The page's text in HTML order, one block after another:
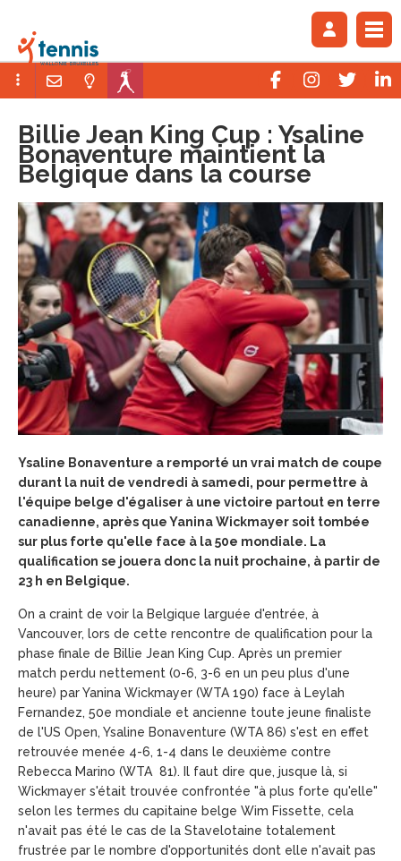
Billie Jean King Cup : Ysaline
Bonaventure maintient la
Belgique dans la course
Ysaline Bonaventure a remporté un vrai match de coupe
durant la nuit de vendredi à samedi, pour permettre à
l'équipe belge d'égaliser à une victoire partout en terre
canadienne, après que Yanina Wickmayer soit tombée
sur plus forte qu'elle face à la 50e mondiale. La
qualification se jouera donc la nuit prochaine, à partir de
23 h en Belgique.
On a craint de voir la Belgique larguée d'entrée, à
Vancouver, lors de cette rencontre de qualification pour la
phase finale de Billie Jean King Cup. Après un premier
match perdu nettement (0-6, 3-6 en un peu plus d'une
heure) par Yanina Wickmayer (WTA 190) face à Leylah
Fernandez, 50e mondiale et ancienne toute jeune finaliste
de l'US Open, Ysaline Bonaventure (WTA 86) s'est en effet
retrouvée menée 4-6, 1-4 dans le deuxième contre
Rebecca Marino (WTA 81). Il faut dire que, jusque là, si
Wickmayer s'était trouvée confrontée "à plus forte qu'elle"
selon les termes du capitaine belge Wim Fissette, cela
n'avait pas été le cas de la Stavelotaine totalement
frustrée par le nombre d'opportunités dont elle n'avait pas